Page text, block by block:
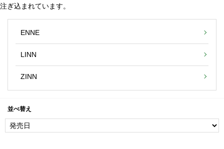
注ぎ込まれています。
ENNE
LINN
ZINN
並べ替え